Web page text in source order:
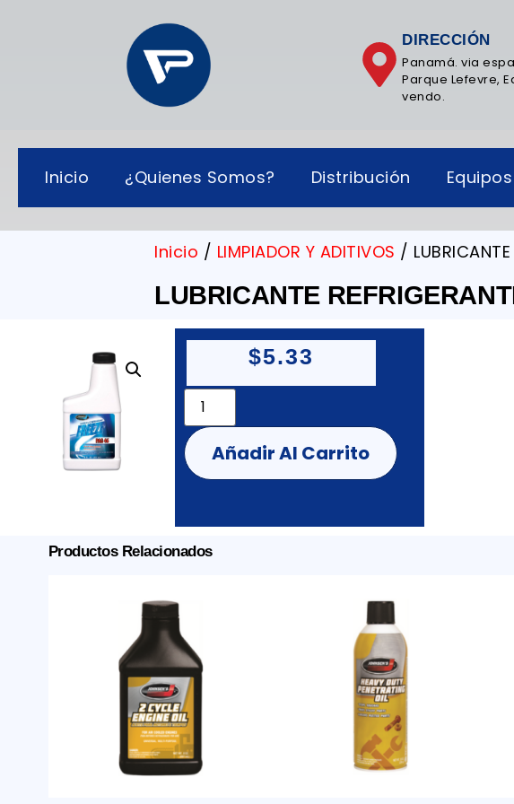
DIRECCIÓN
Panamá. via
Parque Lefevre,
vendo.
Inicio ¿Quienes Somos? Distribución Equipos
Inicio / LIMPIADOR Y ADITIVOS /
LUBRICANTE
$5.33
Añadir Al Carrito
Productos Relacionados